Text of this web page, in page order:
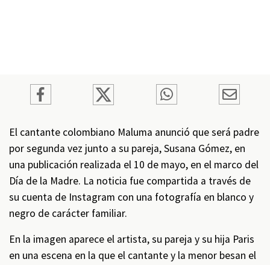
El cantante colombiano Maluma anunció que será padre
por segunda vez junto a su pareja, Susana Gómez, en
una publicación realizada el 10 de mayo, en el marco del
Día de la Madre. La noticia fue compartida a través de
su cuenta de Instagram con una fotografía en blanco y
negro de carácter familiar.
En la imagen aparece el artista, su pareja y su hija Paris
en una escena en la que el cantante y la menor besan el